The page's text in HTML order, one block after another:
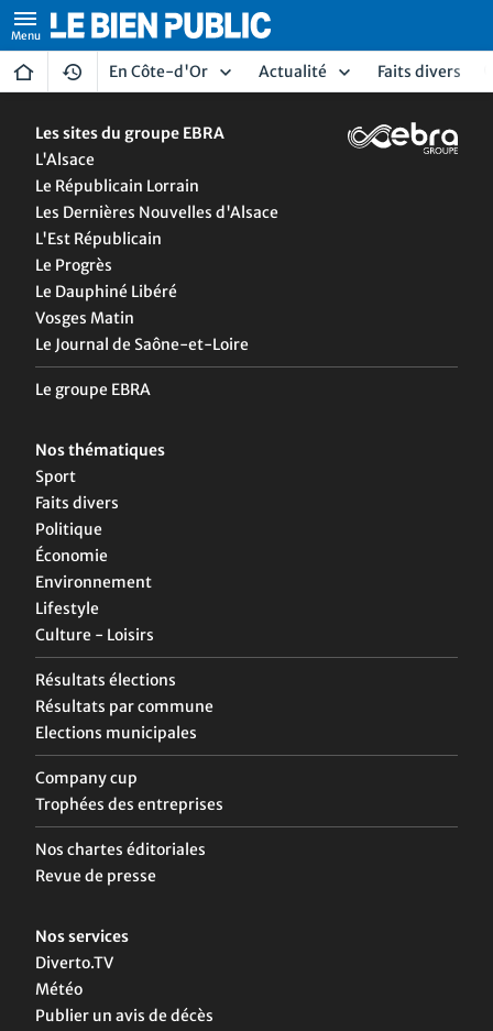
En Côte-d'Or Actualité Faits divers
Les sites du groupe EBRA
L'Alsace
Le Républicain Lorrain
Les Dernières Nouvelles d'Alsace
L'Est Républicain
Le Progrès
Le Dauphiné Libéré
Vosges Matin
Le Journal de Saône-et-Loire
Le groupe EBRA
Nos thématiques
Sport
Faits divers
Politique
Économie
Environnement
Lifestyle
Culture - Loisirs
Résultats élections
Résultats par commune
Elections municipales
Company cup
Trophées des entreprises
Nos chartes éditoriales
Revue de presse
Nos services
Diverto.TV
Météo
Publier un avis de décès